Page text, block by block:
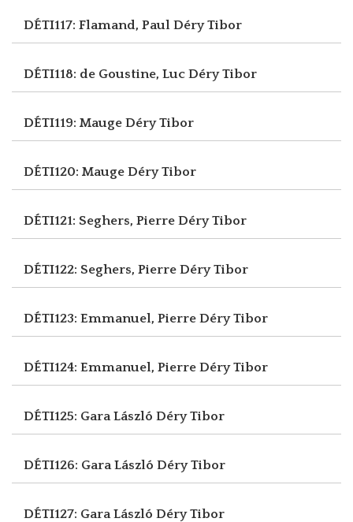
DÉTI117: Flamand, Paul Déry Tibor
DÉTI118: de Goustine, Luc Déry Tibor
DÉTI119: Mauge Déry Tibor
DÉTI120: Mauge Déry Tibor
DÉTI121: Seghers, Pierre Déry Tibor
DÉTI122: Seghers, Pierre Déry Tibor
DÉTI123: Emmanuel, Pierre Déry Tibor
DÉTI124: Emmanuel, Pierre Déry Tibor
DÉTI125: Gara László Déry Tibor
DÉTI126: Gara László Déry Tibor
DÉTI127: Gara László Déry Tibor